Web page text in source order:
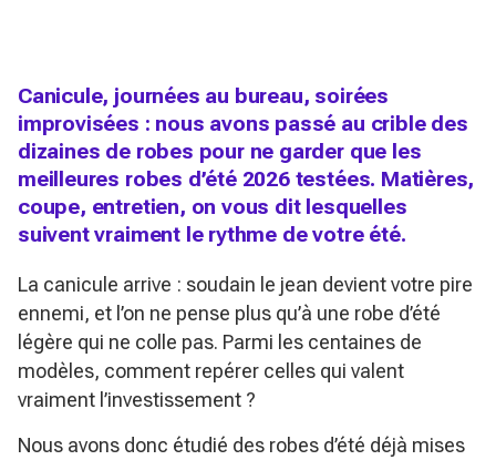
Canicule, journées au bureau, soirées
improvisées : nous avons passé au crible des
dizaines de robes pour ne garder que les
meilleures robes d’été 2026 testées. Matières,
coupe, entretien, on vous dit lesquelles
suivent vraiment le rythme de votre été.
La canicule arrive : soudain le jean devient votre pire
ennemi, et l’on ne pense plus qu’à une robe d’été
légère qui ne colle pas. Parmi les centaines de
modèles, comment repérer celles qui valent
vraiment l’investissement ?
Nous avons donc étudié des robes d’été déjà mises